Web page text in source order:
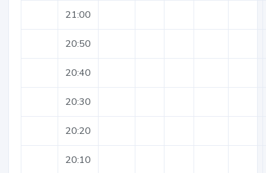
21:00
20:50
20:40
20:30
20:20
20:10